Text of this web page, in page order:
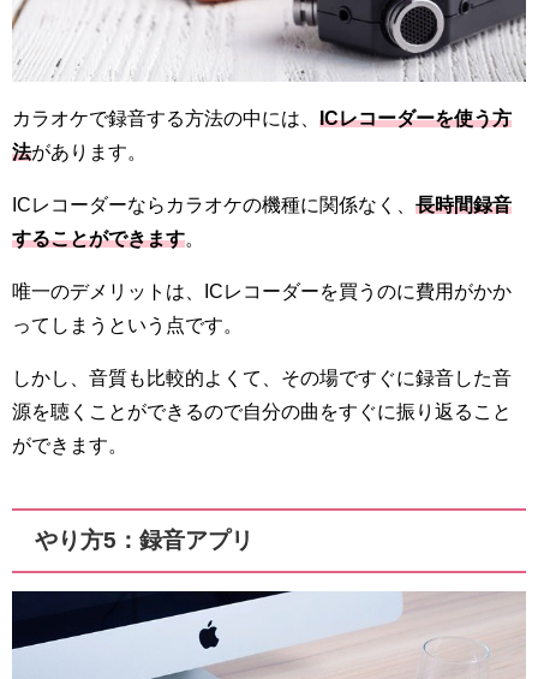
カラオケで録音する方法の中には、 ICレコーダーを使う方
法があります。
ICレコーダーならカラオケの機種に関係なく、 長時間録音
することができます
唯一のデメリットは、ICレコーダーを買うのに費用がかか
ってしまうという点です。
しかし、音質も比較的よくて、その場ですぐに録音した音
源を聴くことができるので自分の曲をすぐに振り返ること
ができます。
やり方5：録音アプリ